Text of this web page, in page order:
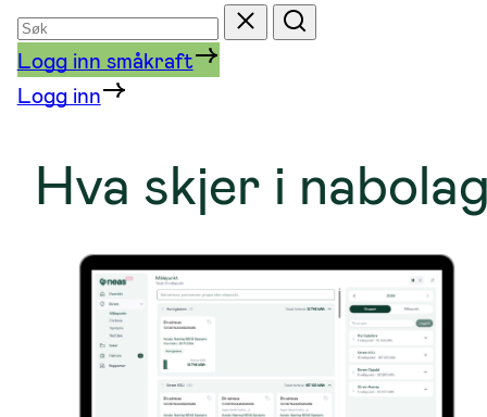
Søk
etter
Tilbakestill
Søk
Logg inn småkraft
Logg inn
Hva skjer i